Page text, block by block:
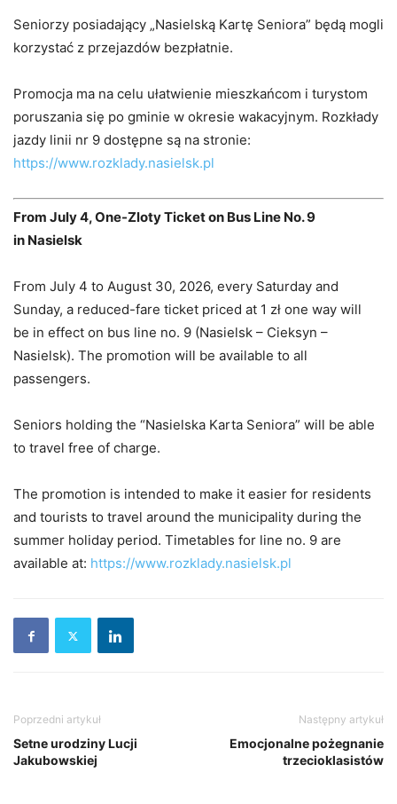
Seniorzy posiadający „Nasielską Kartę Seniora” będą mogli
korzystać z przejazdów bezpłatnie.
Promocja ma na celu ułatwienie mieszkańcom i turystom
poruszania się po gminie w okresie wakacyjnym. Rozkłady
jazdy linii nr 9 dostępne są na stronie:
https://www.rozklady.nasielsk.pl
From July 4, One-Zloty Ticket on Bus Line No. 9
in Nasielsk
From July 4 to August 30, 2026, every Saturday and
Sunday, a reduced-fare ticket priced at 1 zł one way will
be in effect on bus line no. 9 (Nasielsk – Cieksyn –
Nasielsk). The promotion will be available to all
passengers.
Seniors holding the “Nasielska Karta Seniora” will be able
to travel free of charge.
The promotion is intended to make it easier for residents
and tourists to travel around the municipality during the
summer holiday period. Timetables for line no. 9 are
available at: https://www.rozklady.nasielsk.pl
Poprzedni artykuł
Setne urodziny Lucji
Jakubowskiej
Następny artykuł
Emocjonalne pożegnanie
trzecioklasistów